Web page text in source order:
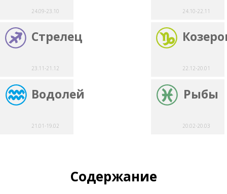
24.09-23.10 24.10-22.11
Стрелец
23.11-21.12 22.12-20.01
Водолей
21.01-19.02
Рыбы
20.02-20.03
Содержание